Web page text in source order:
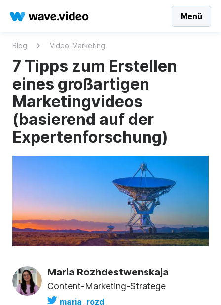
Menü
Blog Video-Marketing
7 Tipps zum Erstellen
eines großartigen
Marketingvideos
(basierend auf der
Expertenforschung)
Maria Rozhdestwenskaja
Content-Marketing-Stratege
maria_rozd